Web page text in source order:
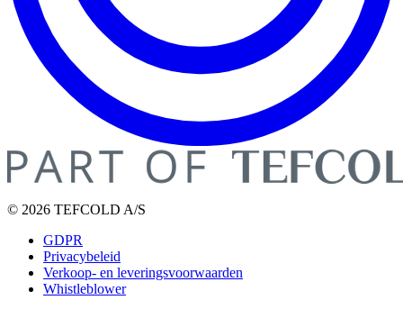
© 2026 TEFCOLD A/S
GDPR
Privacybeleid
Verkoop- en leveringsvoorwaarden
Whistleblower